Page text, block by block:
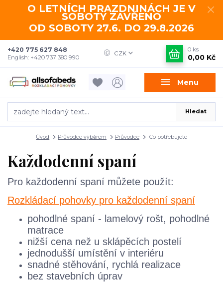
O LETNÍCH PRAZDNINÁCH JE V
SOBOTY ZAVŘENO
OD SOBOTY 27.6. DO 29.8.2026
Menu
CZK
Hledat
+420 775 627 848
English: +420 737 380 990
0 ks
0,00 Kč
Úvod Průvodce výběrem Průvodce Co potřebujete
Každodenní spaní
Pro každodenní spaní můžete použít:
Rozkládací pohovky pro každodenní spaní
pohodlné spaní - lamelový rošt, pohodlné
matrace
nižší cena než u sklápěcích postelí
jednodušší umístění v interiéru
snadné stěhování, rychlá realizace
bez stavebních úprav